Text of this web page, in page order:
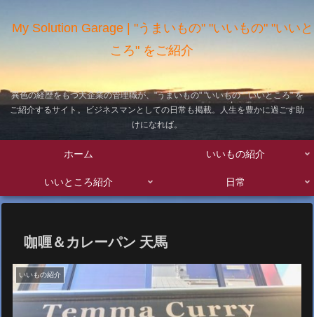
My Solution Garage | "うまいもの" "いいもの" "いいと
ころ" をご紹介
異色の経歴をもつ大企業の管理職が、"うまいもの" "いいもの" "いいところ" を
ご紹介するサイト。ビジネスマンとしての日常も掲載。人生を豊かに過ごす助
けになれば。
ホーム いいもの紹介
いいところ紹介 日常
咖喱＆カレーパン 天馬
いいもの紹介